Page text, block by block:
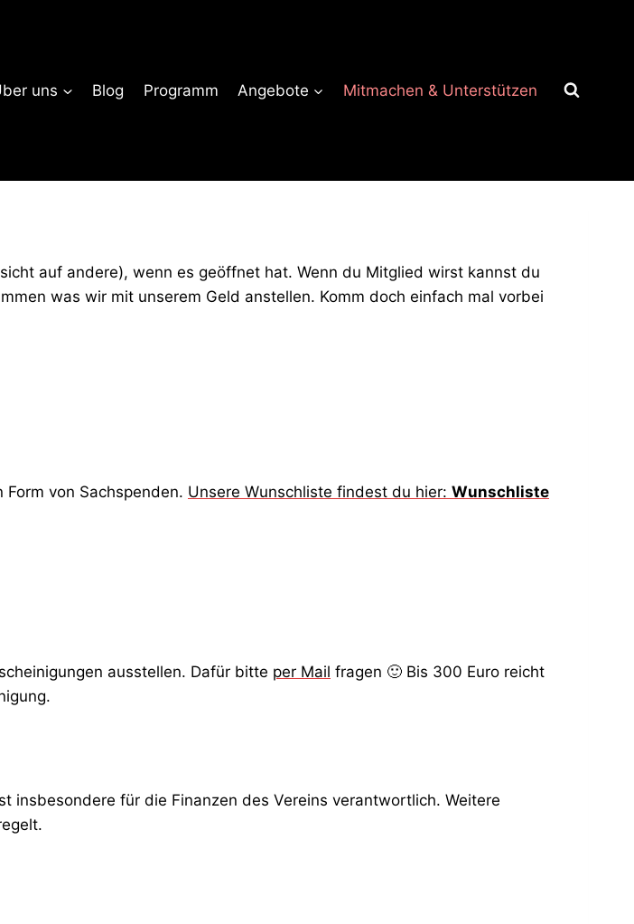
uns Blog Programm Angebote Mitmachen & Unterstützen
auf andere), wenn es geöffnet hat. Wenn du Mitglied wirst kannst du
was wir mit unserem Geld anstellen. Komm doch einfach mal vorbei
von Sachspenden. Unsere Wunschliste findest du hier: Wunschliste
ausstellen. Dafür bitte per Mail fragen 🙂 Bis 300 Euro reicht
insbesondere für die Finanzen des Vereins verantwortlich. Weitere